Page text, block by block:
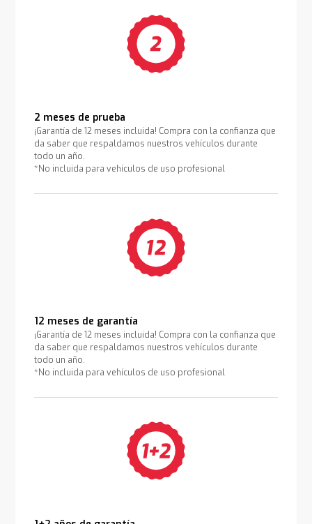
2 meses de prueba
¡Garantía de 12 meses incluida! Compra con la confianza que
da saber que respaldamos nuestros vehículos durante
todo un año.
*No incluida para vehículos de uso profesional
12 meses de garantía
¡Garantía de 12 meses incluida! Compra con la confianza que
da saber que respaldamos nuestros vehículos durante
todo un año.
*No incluida para vehículos de uso profesional